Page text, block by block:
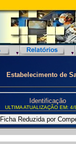
Estabelecimento de
Identificação
ULTIMA ATUALIZAÇÃO EM: